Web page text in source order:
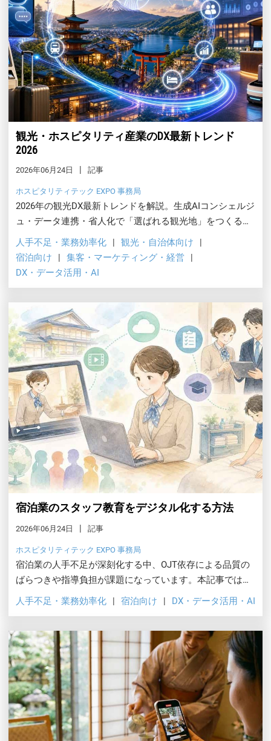
観光・ホスピタリティ産業のDX最新トレンド
2026
2026年06月24日 記事
ホスピタリティテック EXPO 事務局
2026年の観光DX最新トレンドを解説。生成AIコンシェルジ
ュ・データ連携・省人化で「選ばれる観光地」をつくる具
体策を、国の実証モデルや導入事例、失敗パターンとあわ
せて紹介します。
人手不足・業務効率化
観光・自治体向け
宿泊向け
集客・マーケティング・経営
DX・データ活用・AI
宿泊業のスタッフ教育をデジタル化する方法
2026年06月24日 記事
ホスピタリティテック EXPO 事務局
宿泊業の人手不足が深刻化する中、OJT依存による品質の
ばらつきや指導負担が課題になっています。本記事では動
画マニュアル・LMSで教育を標準化しコストを下げる方法
人手不足・業務効率化 宿泊向け DX・データ活用・AI